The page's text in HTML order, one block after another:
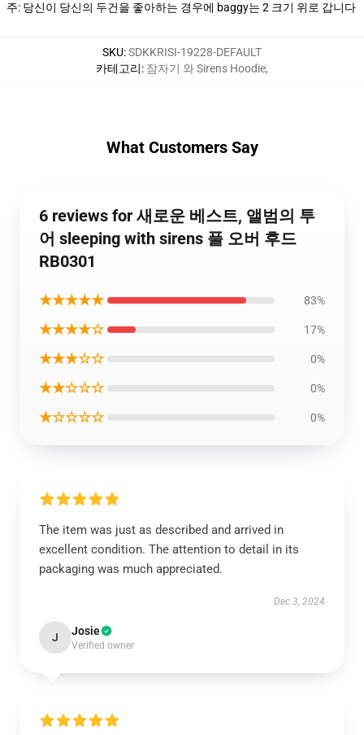
주: 당신이 당신의 두건을 좋아하는 경우에 baggy는 2 크기 위로 갑니다
SKU:SDKKRISI-19228-DEFAULT
카테고리: 잠자기 와 Sirens Hoodie,
What Customers Say
6 reviews for 새로운 베스트, 앨범의 투
어 sleeping with sirens 풀 오버 후드
RB0301
★★★★★ 83%
★★★★☆ 17%
★★★☆☆ 0%
★★☆☆☆ 0%
★☆☆☆☆ 0%
The item was just as described and arrived in
excellent condition. The attention to detail in its
packaging was much appreciated.
Dec 3, 2024
J Josie
Verified owner